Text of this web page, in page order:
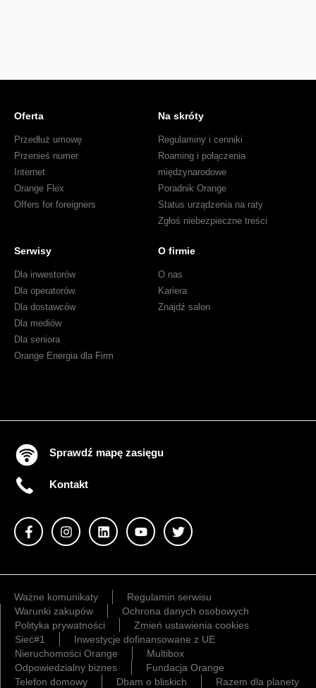
Oferta
Przedłuż umowę
Przenieś numer
Internet
Orange Flex
Offers for foreigners
Na skróty
Regulaminy i cenniki
Roaming i połączenia
międzynarodowe
Poradnik Orange
Status urządzenia na raty
Zgłoś niebezpieczne treści
Serwisy
Dla inwestorów
Dla operatorów
Dla dostawców
Dla mediów
Dla seniora
Orange Energia dla Firm
O firmie
O nas
Kariera
Znajdź salon
Sprawdź mapę zasięgu
Kontakt
Ważne komunikaty
Regulamin serwisu
Warunki zakupów
Ochrona danych osobowych
Polityka prywatności
Zmień ustawienia cookies
Sieć#1
Inwestycje dofinansowane z UE
Nieruchomości Orange
Multibox
Odpowiedzialny biznes
Fundacja Orange
Telefon domowy
Dbam o bliskich Razem dla planety